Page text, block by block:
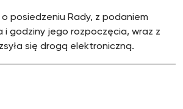
o posiedzeniu Rady, z podaniem
i godziny jego rozpoczęcia, wraz z
się drogą elektroniczną.